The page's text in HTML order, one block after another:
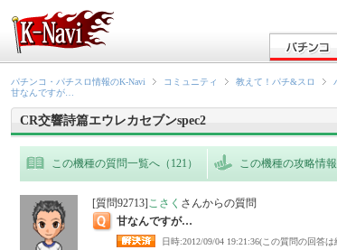
パチンコ・パチスロ情報のK-Navi コミュニティ 教えて！パチ&スロ
甘なんですが…
CR交響詩篇エウレカセブンspec2
この機種の質問一覧へ（121） この機種の攻略情
[質問92713]こさく さんからの質問
甘なんですが…
日時:2012/09/04 19:21:36(この質問の回答